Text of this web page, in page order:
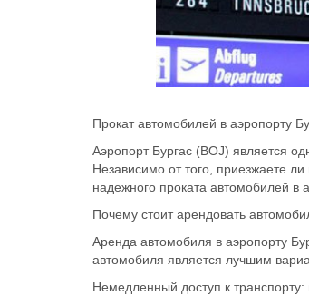
Прокат автомобилей в аэропорту
Аэропорт Бургас (BOJ) является
Независимо от того, приезжаете
надежного проката автомобилей в
Почему стоит арендовать
Аренда автомобиля в аэропорту
автомобиля является лучшим
Немедленный доступ к